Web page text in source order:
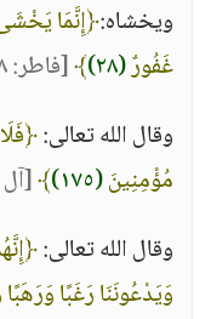
ويخشاه:﴿إِنَّمَا يَخْشَى
غَفُورٌ(٢٨) ﴾[فاطر: ٢٨]
وقال الله تعالى:
مُؤْمِنِينَ(١٧٥) ﴾[آل
وقال الله تعالى:
وَيَدْعُونَنَا رَغَبًا